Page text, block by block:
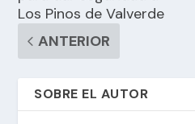
Los Pinos de Valverde
ANTERIOR
SOBRE EL AUTOR